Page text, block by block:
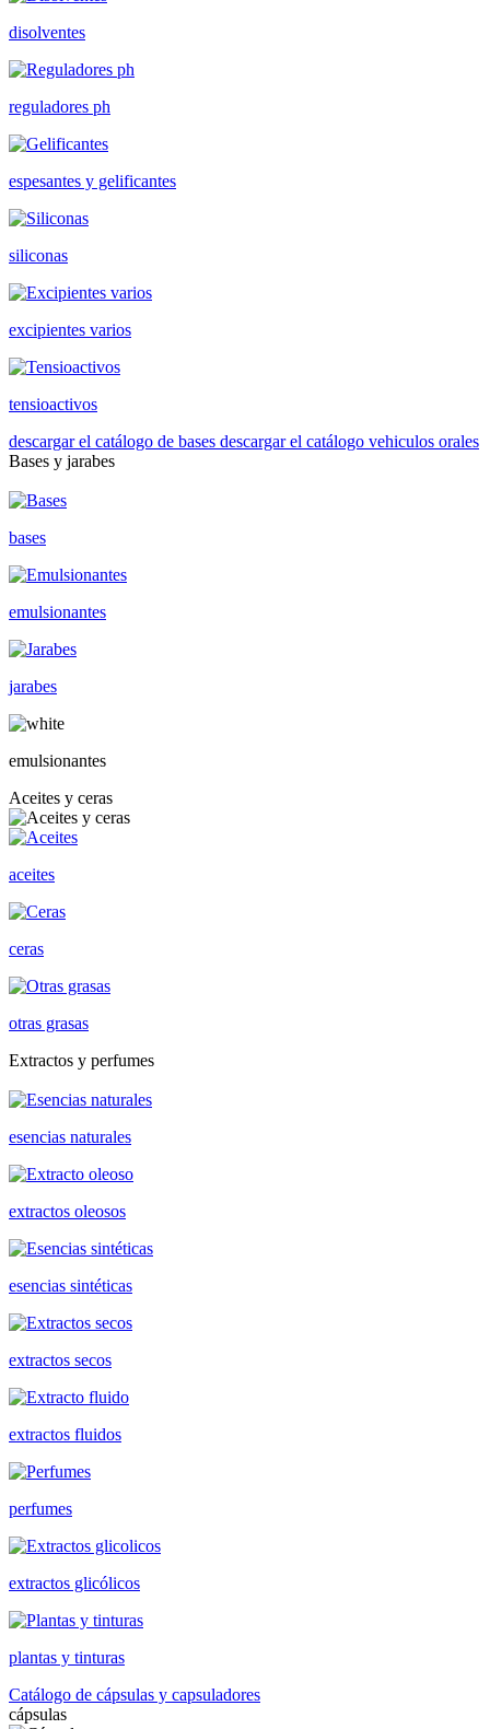
disolventes
reguladores ph
espesantes y gelificantes
siliconas
excipientes varios
tensioactivos
descargar el catálogo de bases descargar el catálogo vehiculos orales
Bases y jarabes
bases
emulsionantes
jarabes
emulsionantes
Aceites y ceras
aceites
ceras
otras grasas
Extractos y perfumes
esencias naturales
extractos oleosos
esencias sintéticas
extractos secos
extractos fluidos
perfumes
extractos glicólicos
plantas y tinturas
Catálogo de cápsulas y capsuladores
cápsulas